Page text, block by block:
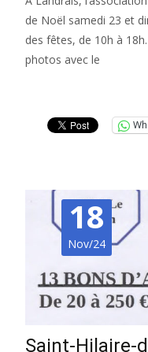
de Noël samedi 23 et
des fêtes, de 10h à
photos avec le
18
Nov/24
Saint-Hilaire-